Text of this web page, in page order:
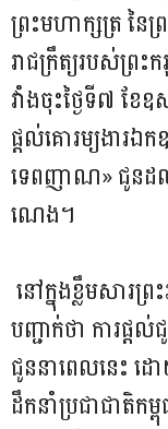
ព្រះមហាក្សត្រ នៃ
រាជក្រឹត្យរបស់ព្រះ
វាំងចុះថ្ងៃទី៧ ខែ
ផ្តល់គោរម្យងារឯ
ទេពញាណ» ជូនដ
ណេង។
នៅក្នុងខ្លឹមសារព្រ
បញ្ជាក់ថា ការផ្ត
ជូននាពេលនេះ ដ
ដឹកនាំប្រជាជាតិកម្